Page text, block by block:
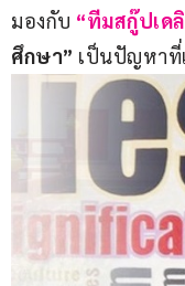
มองกับ “ทีมสกู๊ปเด
ศึกษา” เป็นปัญหาที่